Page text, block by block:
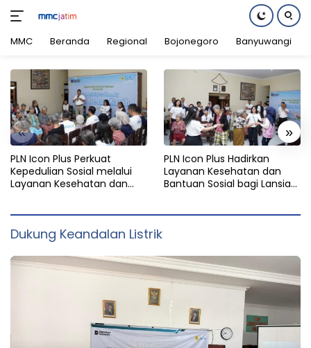
konten
MMC Beranda Regional Bojonegoro Banyuwangi
« »
PLN Icon Plus Perkuat
Kepedulian Sosial melalui
Layanan Kesehatan dan
PLN Icon Plus Hadirkan
Layanan Kesehatan dan
Bantuan Sosial bagi Lansia
Dukung Keandalan Listrik